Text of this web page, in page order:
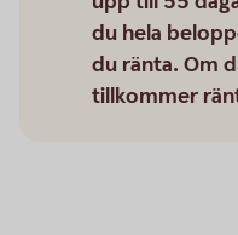
du hela
du ränta. Om
tillkommer